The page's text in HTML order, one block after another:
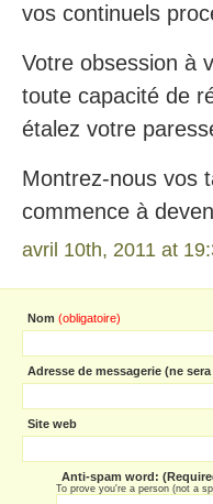
vos continuels
Votre obsession à
toute capacité de
étalez votre
Montrez-nous vos
commence à
avril 10th, 2011 at
Nom (obligatoire)
Adresse de messagerie (ne
Site web
Anti-spam word:
To prove you're a person (not a